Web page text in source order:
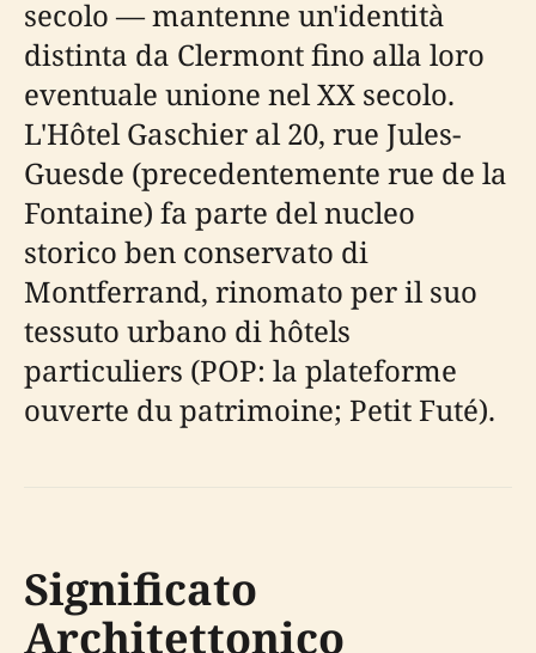
secolo — mantenne un'identità
distinta da Clermont fino alla loro
eventuale unione nel XX secolo.
L'Hôtel Gaschier al 20, rue Jules-
Guesde (precedentemente rue de la
Fontaine) fa parte del nucleo
storico ben conservato di
Montferrand, rinomato per il suo
tessuto urbano di hôtels
particuliers (POP: la plateforme
ouverte du patrimoine; Petit Futé).
Significato
Architettonico